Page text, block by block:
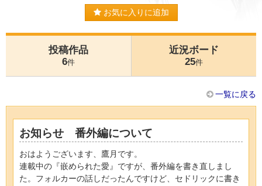
お気に入りに追加
投稿作品
6件
近況ボード
25件
一覧に戻る
お知らせ 番外編について
おはようございます、鷹月です。
連載中の『嵌められた愛』ですが、番外編を書き直しまし
た。フォルカーの話しだったんですけど、セドリックに書き